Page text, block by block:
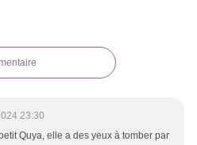
23:30
Quya, elle a des yeux à tomber par